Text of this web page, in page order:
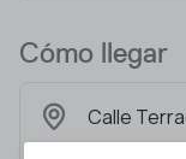
Cómo llegar
Calle